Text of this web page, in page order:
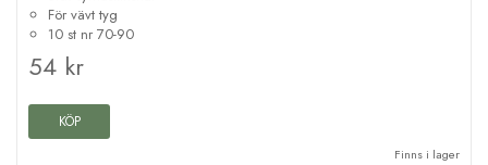
För vävt tyg
10 st nr 70-90
54 kr
KÖP
Finns i lager